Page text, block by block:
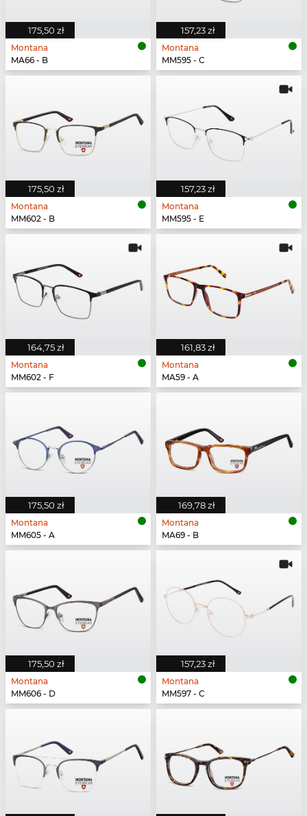
175,50 zł
Montana
MA66 - B
157,23 zł
Montana
MM595 - C
175,50 zł
Montana
MM602 - B
157,23 zł
Montana
MM595 - E
164,75 zł
Montana
MM602 - F
161,83 zł
Montana
MA59 - A
175,50 zł
Montana
MM605 - A
169,78 zł
Montana
MA69 - B
175,50 zł
Montana
MM606 - D
157,23 zł
Montana
MM597 - C